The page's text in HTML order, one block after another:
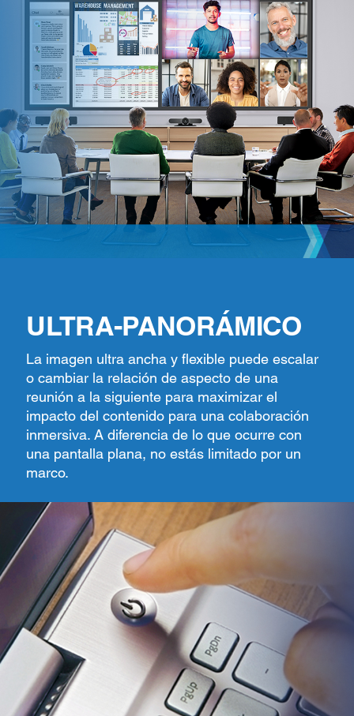
ULTRA-PANORÁMICO
La imagen ultra ancha y flexible puede escalar
o cambiar la relación de aspecto de una
reunión a la siguiente para maximizar el
impacto del contenido para una colaboración
inmersiva. A diferencia de lo que ocurre con
una pantalla plana, no estás limitado por un
marco.